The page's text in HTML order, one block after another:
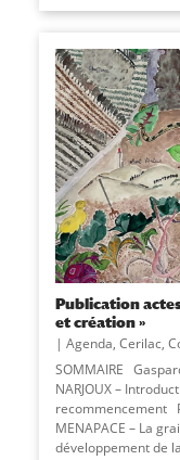
Publication
et création »
Agenda, Cerilac,
SOMMAIRE
NARJOUX –
recommencement
MENAPACE – La
développement de